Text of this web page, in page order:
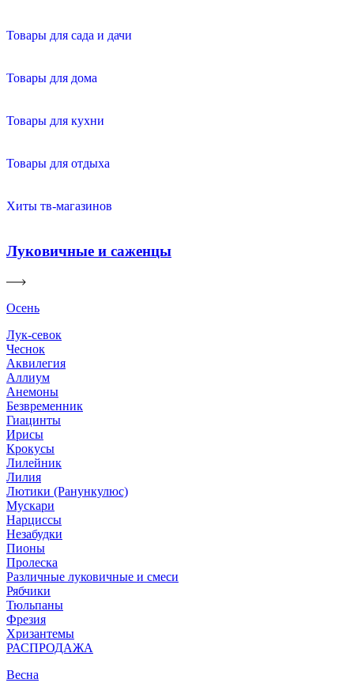
Товары для сада и дачи
Товары для дома
Товары для кухни
Товары для отдыха
Хиты тв-магазинов
Луковичные и саженцы
Осень
Лук-севок
Чеснок
Аквилегия
Аллиум
Анемоны
Безвременник
Гиацинты
Ирисы
Крокусы
Лилейник
Лилия
Лютики (Ранункулюс)
Мускари
Нарцисcы
Незабудки
Пионы
Пролеска
Различные луковичные и смеси
Рябчики
Тюльпаны
Фрезия
Хризантемы
РАСПРОДАЖА
Весна